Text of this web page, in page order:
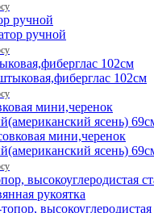
ручной
102см
мини,черенок
ясень)
высокоуглеродистая
рукоятка